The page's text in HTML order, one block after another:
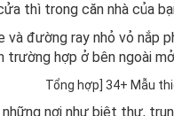
thì trong căn nhà của
và đường ray nhỏ vỏ
trường hợp ở bên ngoài
nơi như biệt thự,